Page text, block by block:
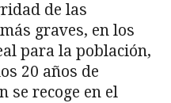
de las
graves, en los
para la población,
20 años de
se recoge en el